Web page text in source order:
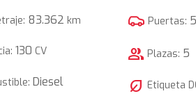
83.362 km
130 CV
Diesel
Puertas: 5
group Plazas: 5
nest_eco_leaf Etiqueta